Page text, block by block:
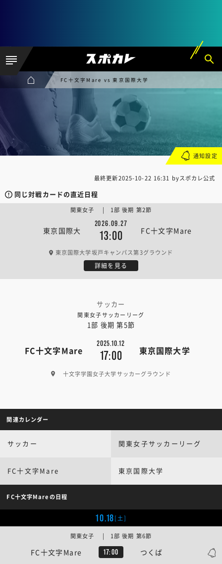
FC十文字Mare vs 東京国際大学
最終更新2025-10-22 16:31 byスポカレ公式
同じ対戦カードの直近日程
東京国際大
2026.09.27
13:00 FC十文字Mare
関東女子 | 1部 後期 第2節
東京国際大学坂戸キャンパス第3グラウンド
詳細を見る
サッカー
関東女子サッカーリーグ
1部 後期 第5節
FC十文字Mare
2025.10.12
17:00 東京国際大学
十文字学園女子大学サッカーグラウンド
通知設定
関連カレンダー
サッカー 関東女子サッカーリーグ
FC十文字Mare 東京国際大学
FC十文字Mareの日程
10.18[土]
FC十文字Mare 17:00 つくば
関東女子 | 1部 後期 第6節